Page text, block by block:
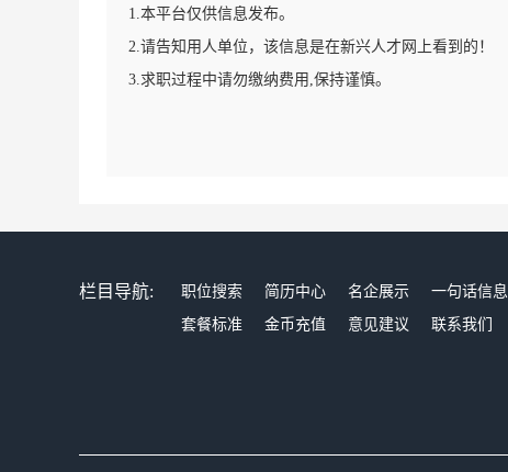
1.本平台仅供信息发布。
2.请告知用人单位，该信息是在新兴人才网上看到的！
3.求职过程中请勿缴纳费用,保持谨慎。
栏目导航: 职位搜索 简历中心 名企展示 一句话信息
套餐标准
金币充值 意见建议 联系我们